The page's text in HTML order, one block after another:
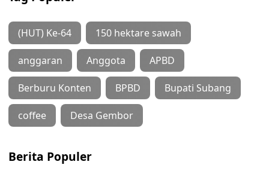
(HUT) Ke-64 150 hektare sawah
anggaran Anggota APBD
Berburu Konten BPBD Bupati Subang
coffee Desa Gembor
Berita Populer